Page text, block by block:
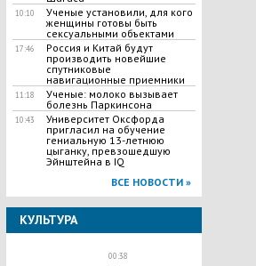
10:10
Ученые установили, для кого
женщины готовы быть
сексуальными объектами
17:46
Россия и Китай будут
производить новейшие
спутниковые
навигационные приемники
11:18
Ученые: молоко вызывает
болезнь Паркинсона
10:43
Университет Оксфорда
пригласил на обучение
гениальную 13-летнюю
цыганку, превзошедшую
Эйнштейна в IQ
ВСЕ НОВОСТИ »
КУЛЬТУРА
00:38